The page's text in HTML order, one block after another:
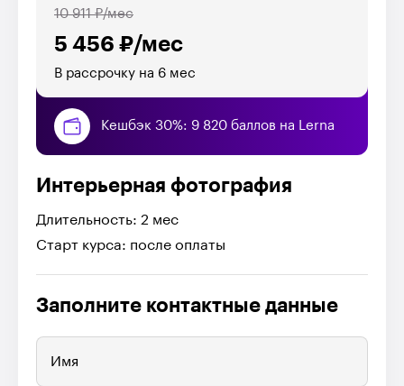
5 456 ₽/мес
10 911 ₽/мес
В рассрочку на 6 мес
Кешбэк 30%: 9 820 баллов на Lerna
Интерьерная фотография
Длительность: 2 мес
Старт курса: после оплаты
Заполните контактные данные
Имя